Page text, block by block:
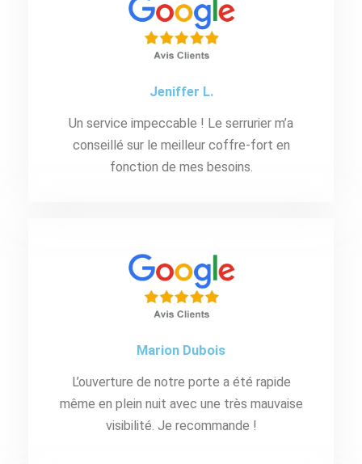
Jeniffer L.
Un service impeccable ! Le serrurier m’a
conseillé sur le meilleur coffre-fort en
fonction de mes besoins.
Marion Dubois
L’ouverture de notre porte a été rapide
même en plein nuit avec une très mauvaise
visibilité. Je recommande !